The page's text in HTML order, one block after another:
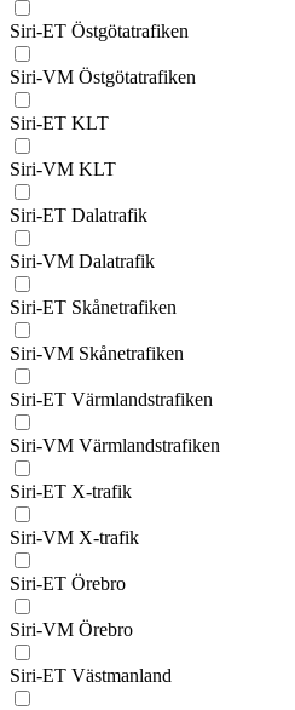
Siri-ET Östgötatrafiken
Siri-VM Östgötatrafiken
Siri-ET KLT
Siri-VM KLT
Siri-ET Dalatrafik
Siri-VM Dalatrafik
Siri-ET Skånetrafiken
Siri-VM Skånetrafiken
Siri-ET Värmlandstrafiken
Siri-VM Värmlandstrafiken
Siri-ET X-trafik
Siri-VM X-trafik
Siri-ET Örebro
Siri-VM Örebro
Siri-ET Västmanland